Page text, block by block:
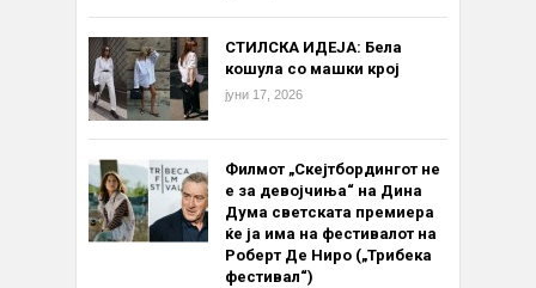
СТИЛСКА ИДЕЈА: Бела
кошула со машки крој
јуни 17, 2026
Филмот „Скејтбордингот не
е за девојчиња“ на Дина
Дума светската премиера
ќе ја има на фестивалот на
Роберт Де Ниро („Трибека
фестивал“)